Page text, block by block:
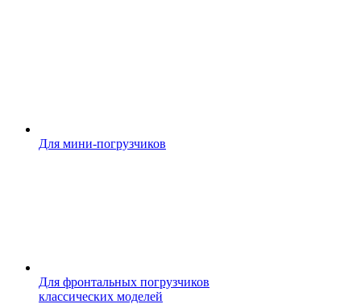
Для мини-погрузчиков
Для фронтальных погрузчиков
классических моделей